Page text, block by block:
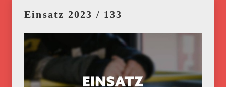
Einsatz 2023 / 133